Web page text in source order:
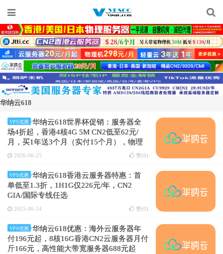
华纳云618
VPS优惠
华纳云618世界杯促销：服务器全
场4折起，香港4核4G 5M CN2低至62元/
月，买1年送3个月（实付15个月），物理
服务器3.8折起
2026-06-25 赞(0)
VPS优惠
华纳云618香港云服务器特惠：首
单低至1.3折，1H1G仅226元/年，CN2
GIA/国际专线任选
2025-06-14 赞(0)
VPS优惠
华纳云618优惠：海外云服务器年
付196元起，8核16G香港CN2云服务器月付
斤166元，高性能大带宽服务器688元起